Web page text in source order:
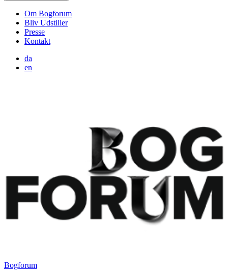
Om Bogforum
Bliv Udstiller
Presse
Kontakt
da
en
Bogforum